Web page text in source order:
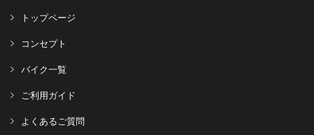
トップページ
コンセプト
バイク一覧
ご利用ガイド
よくあるご質問